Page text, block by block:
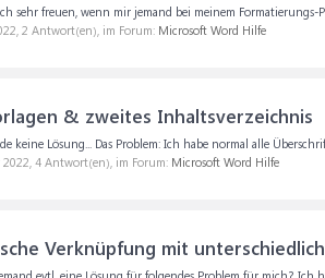
sehr freuen, wenn mir jemand bei meinem
, 2 Antwort(en), im Forum: Microsoft Word Hilfe
& zweites Inhaltsverzeichnis
keine Lösung... Das Problem: Ich habe normal alle
2022, 4 Antwort(en), im Forum: Microsoft Word Hilfe
Verknüpfung mit